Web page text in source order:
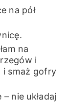
na pół
na
i
i smaż gofry
nie układaj